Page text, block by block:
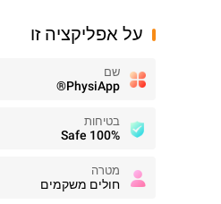
על אפליקציה זו
שם
PhysiApp®
בטיחות
100% Safe
מטרה
חולים משקמים